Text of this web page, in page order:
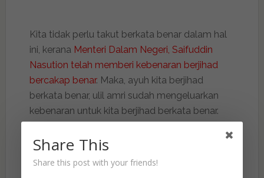
Kita tidak perlu takut berkata benar dalam hal
ini, kerana Menteri Dalam Negeri, Saifuddin
Nasution telah memberi kebenaran berjihad
bercakap benar. Maka, ayuh kita berjihad
berkata benar, ulil amri sudah mengeluarkan
kebenaran untuk kita berjihad berkata benar.
jemputan kepada Donald Trump, bapak
pengganas yang membunuh umat Islam. Jika
tidak dibatalkan jemputan kepada bapak
Share This
Share this post with your friends!